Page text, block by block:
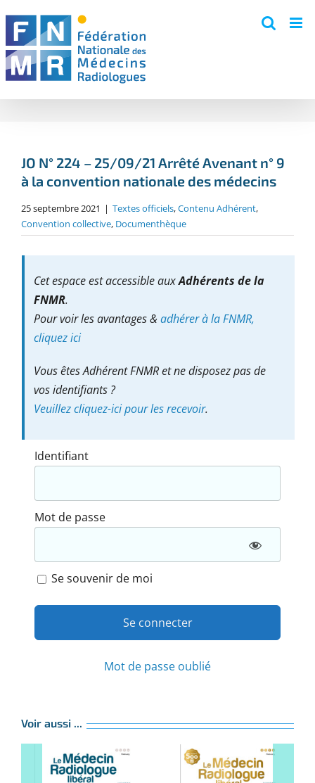
content
JO N° 224 – 25/09/21 Arrêté Avenant n° 9
à la convention nationale des médecins
25 septembre 2021 | Textes officiels,Contenu Adhérent,
Convention collective, Documenthèque
Cet espace est accessible auxAdhérents de la
FNMR.
Pour voir les avantages &adhérer à la FNMR,
cliquez ici
Vous êtes Adhérent FNMR et ne disposez pas de
vos identifiants ?
Veuillez cliquez-ici pour les recevoir.
Identifiant
Mot de passe
Se souvenir de moi
Mot de passe oublié
Voir aussi ...